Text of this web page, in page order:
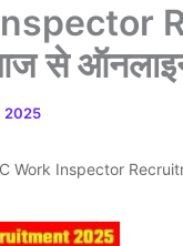
आज से
2025
Work Inspector